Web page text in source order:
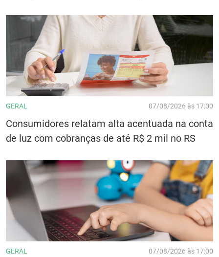
GERAL 07/08/2026 às 17:00
Consumidores relatam alta acentuada na conta
de luz com cobranças de até R$ 2 mil no RS
GERAL 07/08/2026 às 17:00